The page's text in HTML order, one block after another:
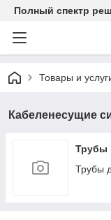
Полный спектр
Товары и
Кабеленесущие
Трубы
Трубы